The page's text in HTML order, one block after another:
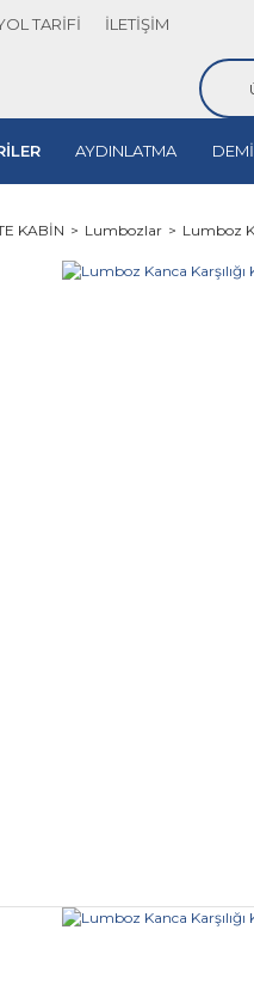
TARİFİ İLETİŞİM
AYDINLATMA
KABİN Lumbozlar Lumboz